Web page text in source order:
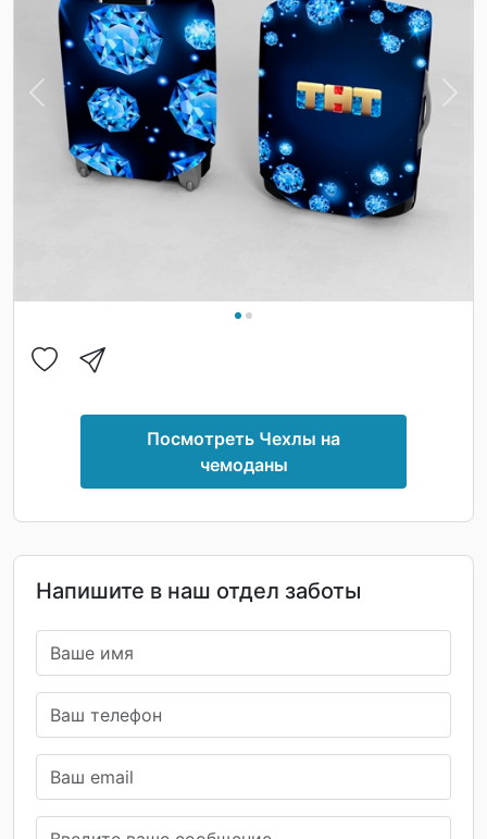
Previous Next
Посмотреть Чехлы на
чемоданы
Напишите в наш отдел заботы